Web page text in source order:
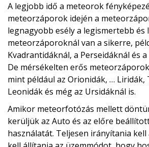
A legjobb idő a meteorok
meteorzáporok idején a
legnagyobb esély a legismertebb és
meteorzáporoknál van a sikerre,
Kvadrantidáknál, a Perseidáknál és
De mérsékelten erős
mint például az Orionidák, … Liridák,
Leonidák és még az Ursidáknál is.
Amikor meteorfotózás mellett
kerüljük az Auto és az előre
használatát. Teljesen irányítania kell